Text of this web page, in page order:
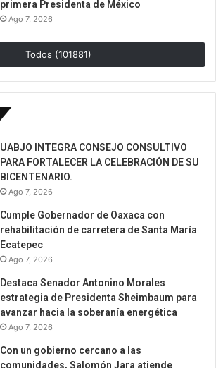
primera Presidenta de México
Ago 7, 2026
Todos (101881)
UABJO INTEGRA CONSEJO CONSULTIVO
PARA FORTALECER LA CELEBRACIÓN DE SU
BICENTENARIO.
Ago 7, 2026
Cumple Gobernador de Oaxaca con
rehabilitación de carretera de Santa María
Ecatepec
Ago 7, 2026
Destaca Senador Antonino Morales
estrategia de Presidenta Sheimbaum para
avanzar hacia la soberanía energética
Ago 7, 2026
Con un gobierno cercano a las
comunidades, Salomón Jara atiende